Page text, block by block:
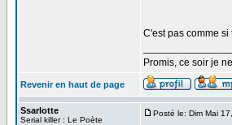
C'est pas comme si
Promis, ce soir je
Revenir en haut de page
Ssarlotte
Serial killer : Le Poète
Posté le: Dim Mai